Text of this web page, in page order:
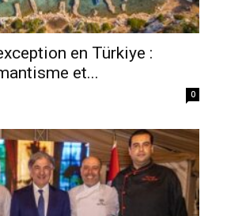
en Türkiye :
et...
0